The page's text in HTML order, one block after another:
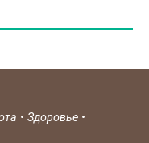
• Здоровье •